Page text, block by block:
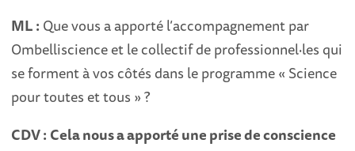
ML : Que vous a apporté l’accompagnement par
Ombelliscience et le collectif de professionnel·les qui
se forment à vos côtés dans le programme « Science
pour toutes et tous » ?
CDV : Cela nous a apporté une prise de conscience